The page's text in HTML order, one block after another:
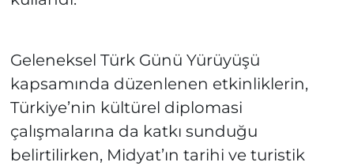
Geleneksel Türk Günü Yürüyüşü
kapsamında düzenlenen etkinliklerin,
Türkiye’nin kültürel diplomasi
çalışmalarına da katkı sunduğu
belirtilirken, Midyat’ın tarihi ve turistik